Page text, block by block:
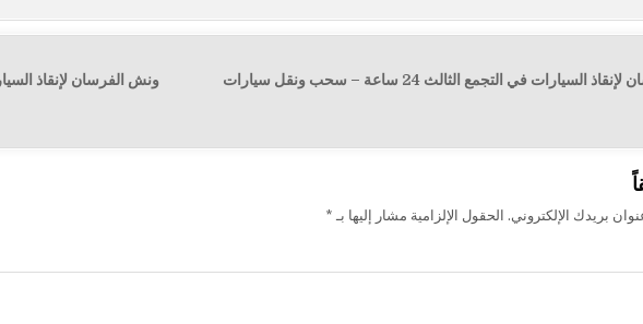
← ونش الفرسان لإنقاذ السيارات في التجمع الثالث 24 ساعة – سحب ونقل سيارات
بريدك الإلكتروني. الحقول الإلزامية مشار إليها بـ *